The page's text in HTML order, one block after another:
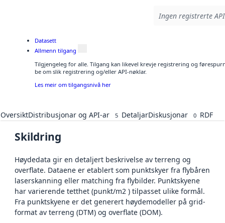
Ingen registrerte
Datasett
Allmenn tilgang
Tilgjengeleg for alle. Tilgang kan likevel krevje registrering og
be om slik registrering og/eller API-nøklar.
Les meir om tilgangsnivå her
OversiktDistribusjonar og API-ar 5 DetaljarDiskusjonar 0 RDF
Skildring
Høydedata gir en detaljert beskrivelse av terreng og
overflate. Dataene er etablert som punktskyer fra flybåren
laserskanning eller matching fra flybilder. Punktskyene
har varierende tetthet (punkt/m2 ) tilpasset ulike formål.
Fra punktskyene er det generert høydemodeller på grid-
format av terreng (DTM) og overflate (DOM).